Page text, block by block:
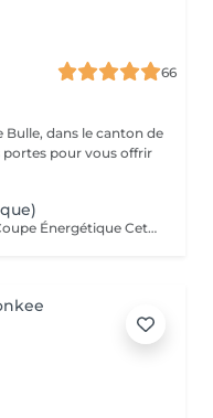
66
Bulle, dans le canton de
portes pour vous offrir
Rituel De L'éveil TRICHOTHÉRAPY -Coupe Énergétique Cette prestation est unique et ne peut pas être combinnée avec d'autres services. Une coupe sacrée qui honore votre énergie intérieure. Au-delà du geste technique, la trichothérapy harmonise vos chakras, libère les tensions émotionnelles et révèle votre essence profonde. Chaque mèche est coupée en conscience de votre vibration unique. Un rituel de transformation holistique. La coupe énergétique au tanto et si vos cheveux devenaient un chemin de libération? une coupe énérgétique réalisée avec un Tanto, petit sabre traditionnel un soin de purification et de respiration du cheveu un rituel de détente profonde pour l'esprit et le corps Bienfaits de la Trichothérapy: Redonne vitalité et brillance aux cheveux Stimule la circulation et favorise la pousse Libère les mémoires et tensions accumulées dans la chevelure Apporte légèreté, équilibre et bien-être global réservez votre séance et offrez à vos cheveux une expérience de transformation unique (rende-vous uniquement par téléphone ou salon)